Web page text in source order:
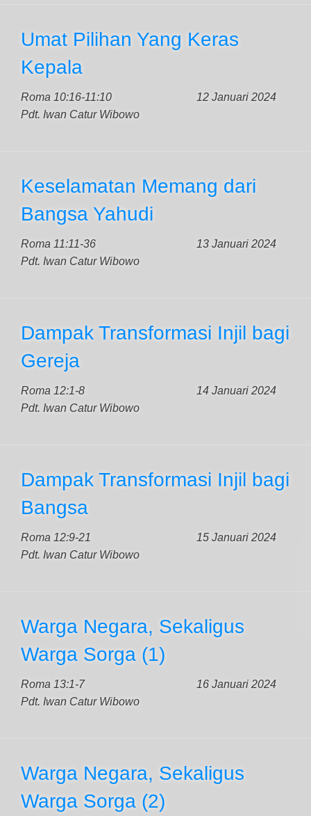
Umat Pilihan Yang Keras
Kepala
Roma 10:16-11:10
12 Januari 2024
Pdt. Iwan Catur Wibowo
Keselamatan Memang dari
Bangsa Yahudi
Roma 11:11-36
13 Januari 2024
Pdt. Iwan Catur Wibowo
Dampak Transformasi Injil bagi
Gereja
Roma 12:1-8
14 Januari 2024
Pdt. Iwan Catur Wibowo
Dampak Transformasi Injil bagi
Bangsa
Roma 12:9-21
15 Januari 2024
Pdt. Iwan Catur Wibowo
Warga Negara, Sekaligus
Warga Sorga (1)
Roma 13:1-7
16 Januari 2024
Pdt. Iwan Catur Wibowo
Warga Negara, Sekaligus
Warga Sorga (2)